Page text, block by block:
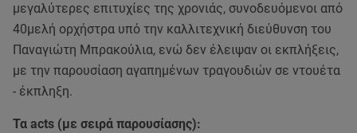
μεγαλύτερες επιτυχίες της χρονιάς, συνοδευόμενοι από
40μελή ορχήστρα υπό την καλλιτεχνική διεύθυνση του
Παναγιώτη Μπρακούλια, ενώ δεν έλειψαν οι εκπλήξεις,
με την παρουσίαση αγαπημένων τραγουδιών σε ντουέτα
- έκπληξη.
Τα acts (με σειρά παρουσίασης):